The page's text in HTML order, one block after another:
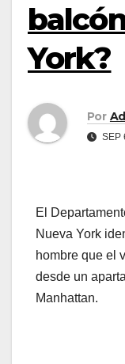
York?
Por
SEP
El
Nueva York
hombre que el
desde un
Manhattan.